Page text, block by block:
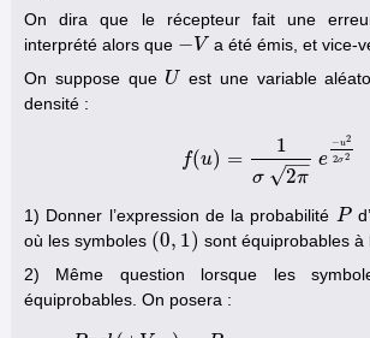
On dira que le récepteur fait une
interprété alors que −V
−V
a été émis, et vice-
On suppose que U
U
est une variable
densité :
f(u) =
1
σ 2π
−−
√
e
−u2
2σ2
f(u)= 1σ 2π e−u2 2σ2
1) Donner l’expression de la probabilité P
P
où les symboles (0, 1)
(0,1 )
sont équiprobables à
2) Même question lorsque les
équiprobables. On posera :